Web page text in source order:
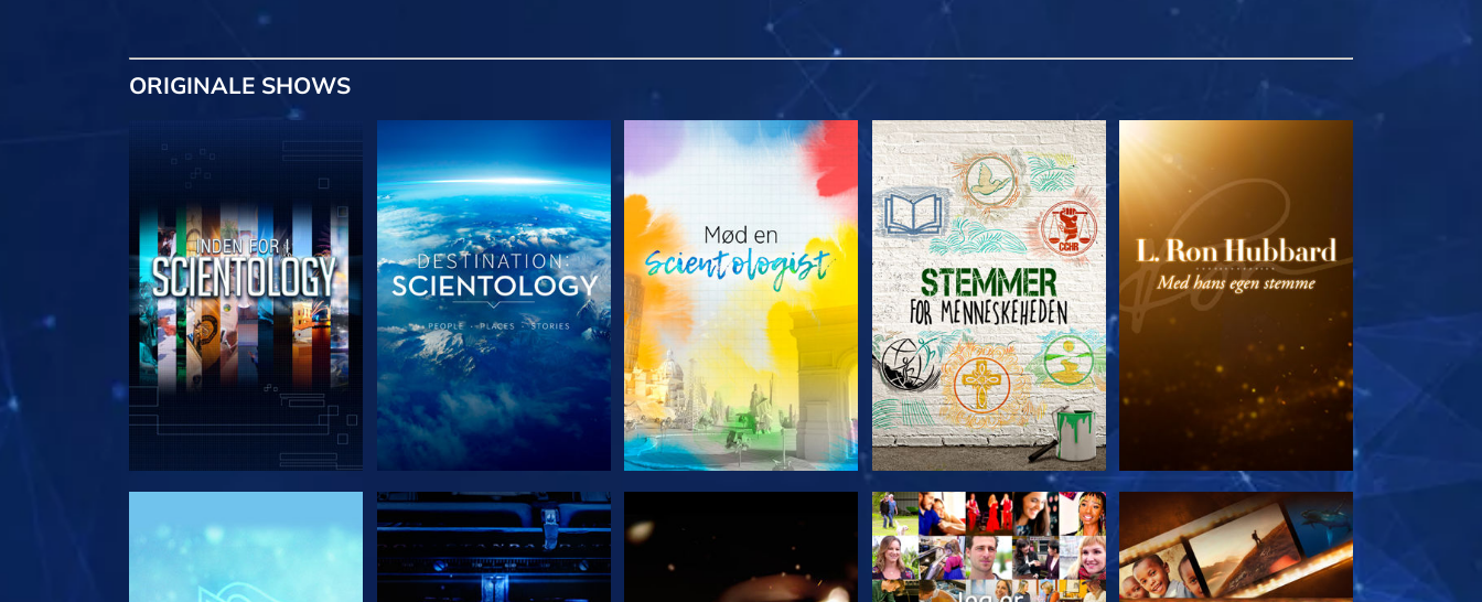
ORIGINALE SHOWS
UDFORSK SERIEN UDFORSK SERIEN UDFORSK SERIEN UDFORSK SERIEN UDFORSK SERIEN